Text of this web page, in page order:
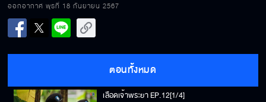
ออกอากาศ พุธที่ 18 กันยายน 2567
ตอนทั้งหมด
เลือดเจ้าพระยา EP.12[1/4]